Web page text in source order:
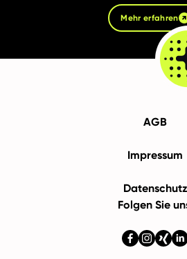
Mehr erfahren
AGB
Impressum
Datenschutz
Folgen Sie